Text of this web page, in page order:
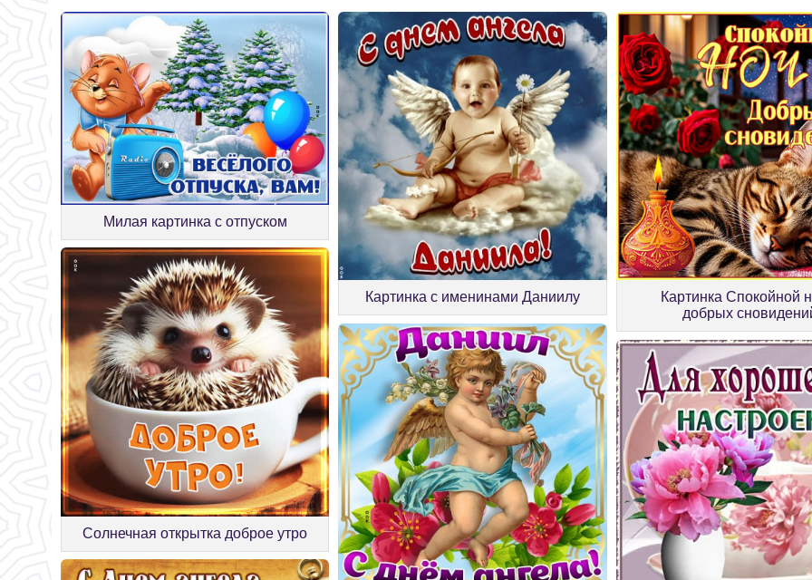
Милая картинка с отпуском
Картинка с именинами Даниилу
Картинка Спокойной
добрых
Солнечная открытка доброе утро